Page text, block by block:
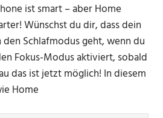
ist smart – aber Home
Wünschst du dir, dass dein
Schlafmodus geht, wenn du
Fokus-Modus aktiviert, sobald
das ist jetzt möglich! In diesem
Home